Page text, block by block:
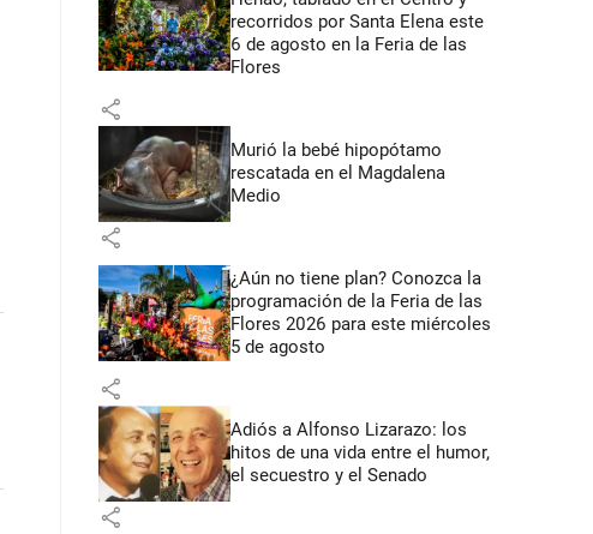
recorridos por Santa Elena este
6 de agosto en la Feria de las
Flores
share
Murió la bebé hipopótamo
rescatada en el Magdalena
Medio
share
¿Aún no tiene plan? Conozca la
programación de la Feria de las
Flores 2026 para este miércoles
5 de agosto
share
Adiós a Alfonso Lizarazo: los
hitos de una vida entre el humor,
el secuestro y el Senado
share